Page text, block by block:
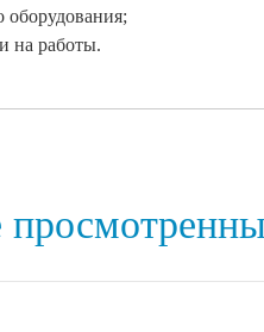
оборудования;
на работы.